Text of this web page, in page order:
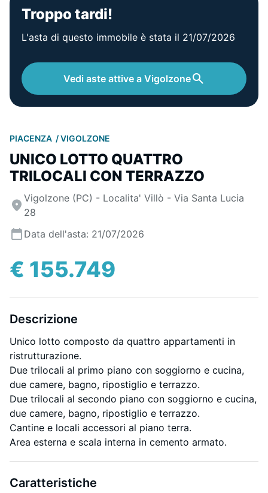
Troppo tardi!
L'asta di questo immobile è stata il 21/07/2026
Vedi aste attive a Vigolzone
PIACENZA VIGOLZONE
UNICO LOTTO QUATTRO
TRILOCALI CON TERRAZZO
Vigolzone (PC) - Localita' Villò - Via Santa Lucia
28
Data dell'asta: 21/07/2026
€ 155.749
Descrizione
Unico lotto composto da quattro appartamenti in
ristrutturazione.
Due trilocali al primo piano con soggiorno e cucina,
due camere, bagno, ripostiglio e terrazzo.
Due trilocali al secondo piano con soggiorno e cucina,
due camere, bagno, ripostiglio e terrazzo.
Cantine e locali accessori al piano terra.
Area esterna e scala interna in cemento armato.
Caratteristiche